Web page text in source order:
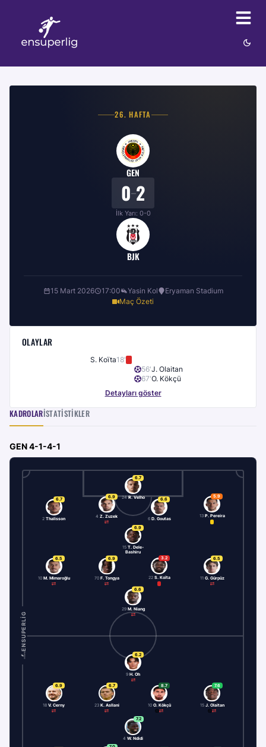
26. HAFTA
GEN
0–2
İlk Yarı: 0-0
BJK
15 Mart 2026 17:00 Yasin Kol
Eryaman Stadium
Maç Özeti
OLAYLAR
S. Koïta18'
56'J. Olaitan
67'O. Kökçü
Detayları göster
KADROLARİSTATISTIKLER
GEN4-1-4-1
ENSUPERLIG
6.7
24 R. Velho 5.9
13 P. Pereira
6.6
6 D. Goutas
6.9
4 Z. Zuzek
6.7
2 Thalisson
6.9
15 T. Dele-
Bashiru
6.5
11 G. Gürpüz
3.2
22 S. Koïta
6.9
70 F. Tongya
6.5
10 M. Mimaroğlu
6.6
29 M. Niang
7.2
4 W. Ndidi
6.9
18 V. Cerny
6.7
23 K. Asllani
8.7
10 O. Kökçü
7.6
15 J. Olaitan
6.2
9 H. Oh